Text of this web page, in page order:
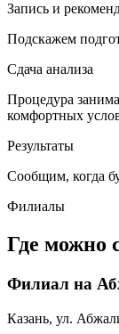
Запись и
Подскажем
Сдача анализа
Процедура
комфортных
Результаты
Сообщим, когда
Филиалы
Где можно
Филиал на
Казань, ул.